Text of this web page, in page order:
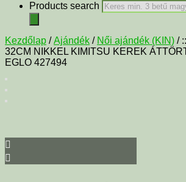
Products search
Kezdőlap /Ajándék / Női ajándék (KIN) /
32CM NIKKEL KIMITSU KEREK
EGLO 427494